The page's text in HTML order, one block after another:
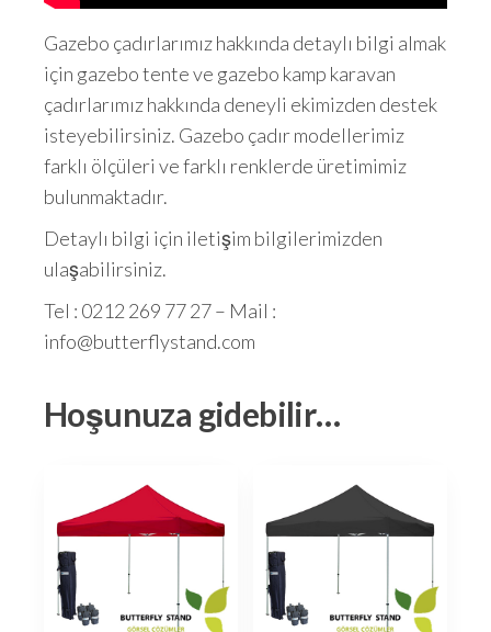
Gazebo çadırlarımız hakkında detaylı bilgi almak
için gazebo tente ve gazebo kamp karavan
çadırlarımız hakkında deneyli ekimizden destek
isteyebilirsiniz. Gazebo çadır modellerimiz
farklı ölçüleri ve farklı renklerde üretimimiz
bulunmaktadır.
Detaylı bilgi için iletişim bilgilerimizden
ulaşabilirsiniz.
Tel : 0212 269 77 27 – Mail :
info@butterflystand.com
Hoşunuza gidebilir…